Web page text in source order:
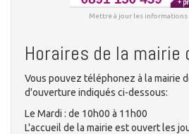
Mettre à jour les informations
Horaires de la mairie
Vous pouvez téléphonez à la mairie
d'ouverture indiqués ci-dessous:
Le Mardi : de 10h00 à 11h00
L'accueil de la mairie est ouvert les